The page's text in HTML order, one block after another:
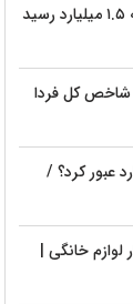
پژو پارس ۲۱ ساله ۷۲۰ میلیون تومان؛ آگهی مدل ۱۴۰۲ به ۱.۵ میلیارد رسید
شد | شاخص کل فردا
قیمت کارخانه از ۲ میلیارد عبور کرد؟ /
لوازم خانگی |